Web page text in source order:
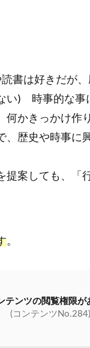
書は好きだが、
い) 時事的な事
かきっかけ作
、歴史や時事に
案しても、「
。